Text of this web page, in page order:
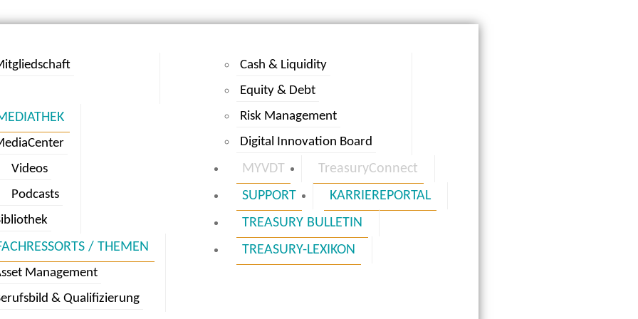
Videos
Podcasts
/ THEMEN
Management
& Qualifizierung
Cash & Liquidity
Equity & Debt
Risk Management
Digital Innovation Board
MYVDT
TreasuryConnect
SUPPORT
KARRIEREPORTAL
TREASURY BULLETIN
TREASURY-LEXIKON